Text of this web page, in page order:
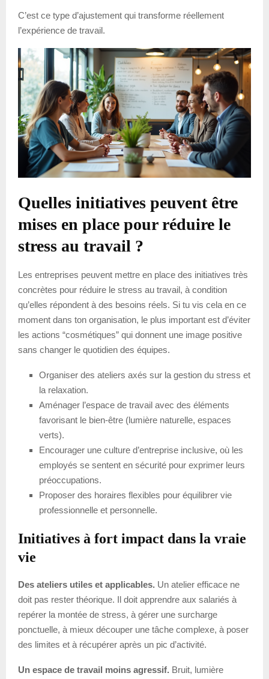
C’est ce type d’ajustement qui transforme réellement
l’expérience de travail.
Quelles initiatives peuvent être
mises en place pour réduire le
stress au travail ?
Les entreprises peuvent mettre en place des initiatives très
concrètes pour réduire le stress au travail, à condition
qu’elles répondent à des besoins réels. Si tu vis cela en ce
moment dans ton organisation, le plus important est d’éviter
les actions “cosmétiques” qui donnent une image positive
sans changer le quotidien des équipes.
Organiser des ateliers axés sur la gestion du stress et
la relaxation.
Aménager l’espace de travail avec des éléments
favorisant le bien-être (lumière naturelle, espaces
verts).
Encourager une culture d’entreprise inclusive, où les
employés se sentent en sécurité pour exprimer leurs
préoccupations.
Proposer des horaires flexibles pour équilibrer vie
professionnelle et personnelle.
Initiatives à fort impact dans la vraie
vie
Des ateliers utiles et applicables. Un atelier efficace ne
doit pas rester théorique. Il doit apprendre aux salariés à
repérer la montée de stress, à gérer une surcharge
ponctuelle, à mieux découper une tâche complexe, à poser
des limites et à récupérer après un pic d’activité.
Un espace de travail moins agressif. Bruit, lumière